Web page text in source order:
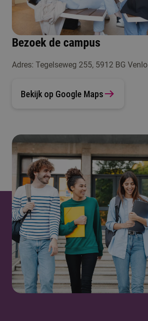
Bezoek de campus
Adres: Tegelseweg 255, 5912 BG Venlo
Bekijk op Google Maps